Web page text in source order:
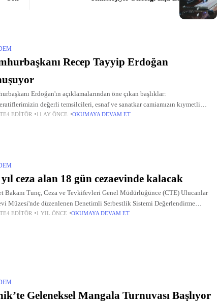
Recep Tayyip Erdoğan
Erdoğan'ın açıklamalarından öne çıkan başlıklar:
değerli temsilcileri, esnaf ve sanatkar camiamızın kıymetli
saygıdeğer misafirler, sizleri en kalbi duygularımla, hasretle, muhabbetle
EDITÖR 11 AY ÖNCE OKUMAYA DEVAM ET
ceza alan 18 gün cezaevinde kalacak
Bakanı Tunç, Ceza ve Tevkifevleri Genel Müdürlüğünce (CTE) Ulucanlar
Müzesi'nde düzenlenen Denetimli Serbestlik Sistemi Değerlendirme
yaptığı konuşmada, toplantıda denetimli serbestlik sisteminin
EDITÖR 1 YIL ÖNCE OKUMAYA DEVAM ET
Geleneksel Mangala Turnuvası Başlıyor